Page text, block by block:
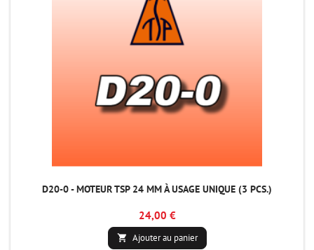
D20-0 - MOTEUR TSP 24 MM À USAGE UNIQUE (3 PCS.)
24,00 €
 Ajouter au panier